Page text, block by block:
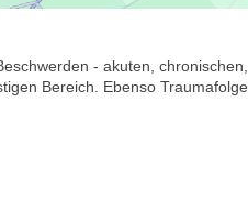
- akuten,
Bereich. Ebenso